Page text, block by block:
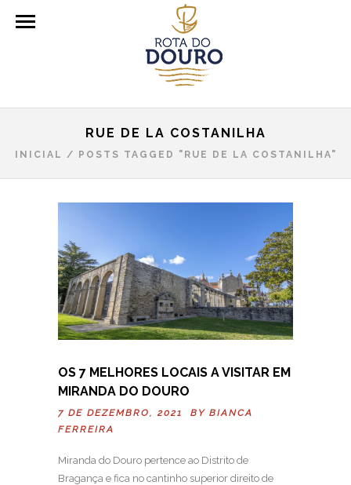
RUE DE LA COSTANILHA
INICIAL / POSTS TAGGED "RUE DE LA COSTANILHA"
OS 7 MELHORES LOCAIS A VISITAR EM
MIRANDA DO DOURO
7 DE DEZEMBRO, 2021 BY BIANCA
FERREIRA
Miranda do Douro pertence ao Distrito de
Bragança e fica no cantinho superior direito de